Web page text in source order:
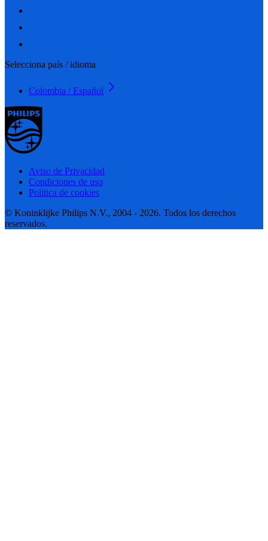
Selecciona país / idioma
Colombia / Español
Aviso de Privacidad
Condiciones de uso
Política de cookies
© Koninklijke Philips N.V., 2004 - 2026. Todos los derechos
reservados.